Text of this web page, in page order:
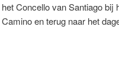
Concello van Santiago bij
en terug naar het